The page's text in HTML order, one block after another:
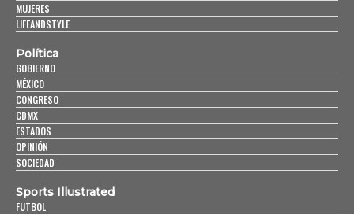
MUJERES
LIFEANDSTYLE
Política
GOBIERNO
MÉXICO
CONGRESO
CDMX
ESTADOS
OPINIÓN
SOCIEDAD
Sports Illustrated
FUTBOL